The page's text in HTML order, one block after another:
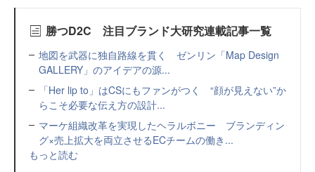
勝つD2C 注目ブランド大研究連載記事一覧
地図を武器に独自路線を貫く ゼンリン「Map Design
GALLERY」のアイデアの源...
「Her lip to」はCSにもファンがつく “顔が見えない”か
らこそ必要な伝え方の設計...
マーケ組織改革を実現したヘラルボニー ブランディン
グ×売上拡大を両立させるECチームの働き...
もっと読む